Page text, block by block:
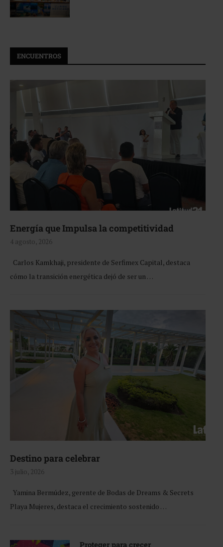
ENCUENTROS
Energía que Impulsa la competitividad
4 agosto, 2026
Carlos Kamkhaji, presidente de Serfimex Capital, destaca
cómo la transición energética dejó de ser un …
Destino para celebrar
3 julio, 2026
Yamina Bermúdez, gerente de Bodas de Dreams & Secrets
Playa Mujeres, destaca el crecimiento sostenido …
Proteger para crecer